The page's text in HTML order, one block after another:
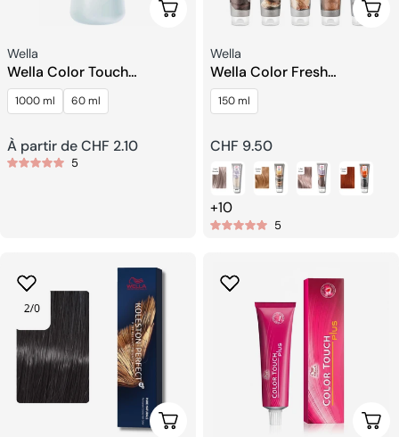
Choisissez Les Options
Fournisseur:
Wella
Wella Color Touch
Émulsion Intensive
1000 ml 60 ml
Prix
À partir de CHF 2.10
5
Fournisseur:
Wella
Wella Color Fresh
Depositing Masque
150 ml
Prix
habituel
CHF 9.50
+10
5
Choisissez Les Options